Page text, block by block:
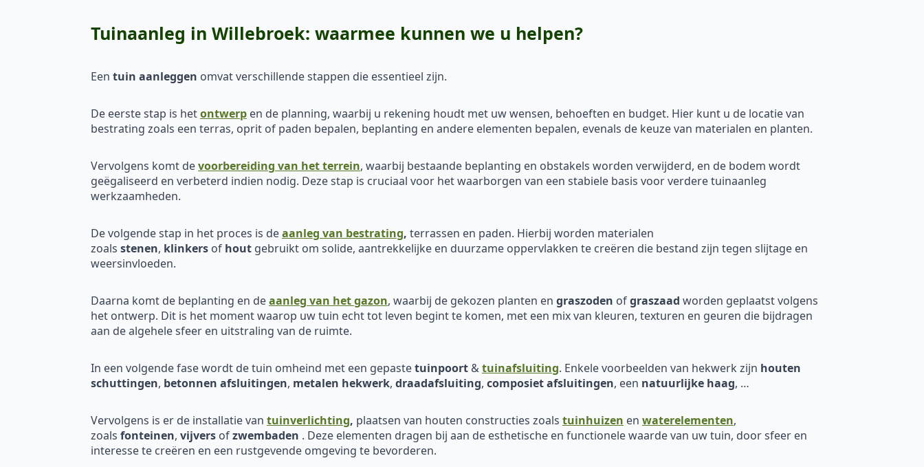
Tuinaanleg in Willebroek: waarmee kunnen we u helpen?
Een tuin aanleggen omvat verschillende stappen die essentieel zijn.
De eerste stap is hetontwerp en de planning, waarbij u rekening houdt met uw wensen, behoeften en budget. Hier kunt u de locatie van
bestrating zoals een terras, oprit of paden bepalen, beplanting en andere elementen bepalen, evenals de keuze van materialen en planten.
Vervolgens komt devoorbereiding van het terrein, waarbij bestaande beplanting en obstakels worden verwijderd, en de bodem wordt
geëgaliseerd en verbeterd indien nodig. Deze stap is cruciaal voor het waarborgen van een stabiele basis voor verdere tuinaanleg
werkzaamheden.
De volgende stap in het proces is deaanleg van bestrating, terrassen en paden. Hierbij worden materialen
zoals stenen, klinkers of hout gebruikt om solide, aantrekkelijke en duurzame oppervlakken te creëren die bestand zijn tegen slijtage en
weersinvloeden.
Daarna komt de beplanting en deaanleg van het gazon, waarbij de gekozen planten en graszoden ofgraszaad worden geplaatst volgens
het ontwerp. Dit is het moment waarop uw tuin echt tot leven begint te komen, met een mix van kleuren, texturen en geuren die bijdragen
aan de algehele sfeer en uitstraling van de ruimte.
In een volgende fase wordt de tuin omheind met een gepastetuinpoort &tuinafsluiting. Enkele voorbeelden van hekwerk zijn houten
schuttingen, betonnen afsluitingen, metalen hekwerk, draadafsluiting, composiet afsluitingen, een natuurlijke haag, …
Vervolgens is er de installatie van tuinverlichting, plaatsen van houten constructies zoals tuinhuizen en waterelementen,
zoals fonteinen, vijvers ofzwembaden . Deze elementen dragen bij aan de esthetische en functionele waarde van uw tuin, door sfeer en
interesse te creëren en een rustgevende omgeving te bevorderen.